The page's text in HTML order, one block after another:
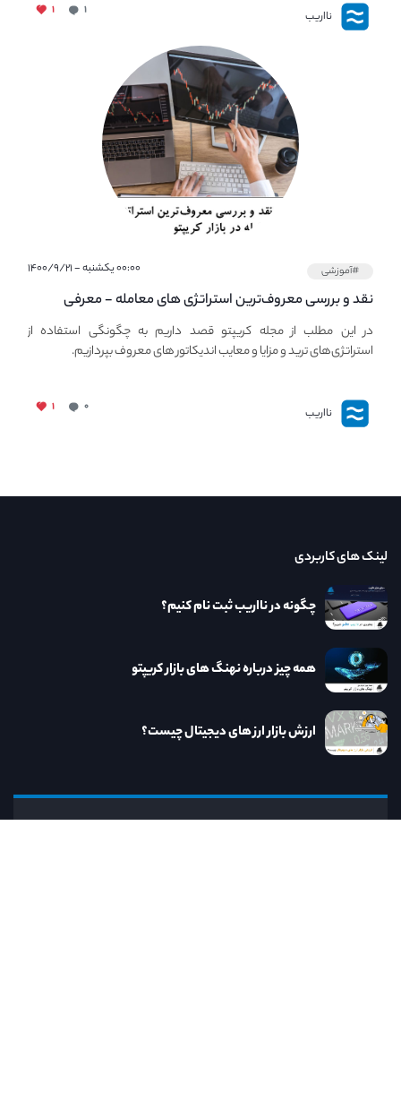
نااریب ۱ ۱
#آموزشی ۰۰:۰۰ یکشنبه - ۱۴۰۰/۹/۲۱
نقد و بررسی معروف‌ترین استراتژی های معامله - معرفی
استراتژی های مهم ترید در بازار کریپتو
در این مطلب از مجله کریپتو قصد داریم به چگونگی استفاده از
استراتژی‌های ترید و مزایا و معایب اندیکاتور های معروف بپردازیم.
نااریب ۰ ۱
لینک های کاربردی
چگونه در نااریب ثبت نام کنیم؟
همه چیز درباره نهنگ های بازار کریپتو
ارزش بازار ارز های دیجیتال چیست؟